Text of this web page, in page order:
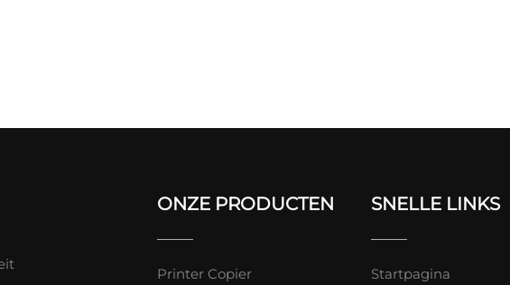
ONZE PRODUCTEN
Printer Copier
SNELLE LINKS
Startpagina